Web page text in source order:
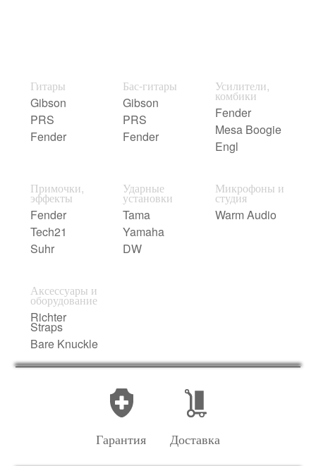
Гитары
Gibson
PRS
Fender
Бас-гитары
Gibson
PRS
Fender
Усилители,
комбики
Fender
Mesa Boogie
Engl
Примочки,
эффекты
Fender
Tech21
Suhr
Ударные
установки
Tama
Yamaha
DW
Микрофоны и
студия
Warm Audio
Аксессуары и
оборудование
Richter
Straps
Bare Knuckle
Гарантия Доставка